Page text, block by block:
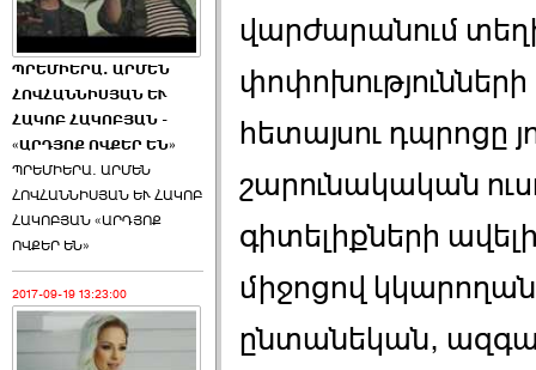
ՊՐԵՄԻԵՐԱ. ԱՐՄԵՆ
ՀՈՎՀԱՆՆԻՍՅԱՆ ԵՒ
ՀԱԿՈԲ ՀԱԿՈԲՅԱՆ -
«ԱՐԴՅՈՔ ՈՎՔԵՐ ԵՆ»
ՊՐԵՄԻԵՐԱ. ԱՐՄԵՆ
ՀՈՎՀԱՆՆԻՍՅԱՆ ԵՒ ՀԱԿՈԲ
ՀԱԿՈԲՅԱՆ «ԱՐԴՅՈՔ
ՈՎՔԵՐ ԵՆ»
2017-09-19 13:23:00
վարժարանում
փոփոխությունների
հետայսու դպրոցը
շարունակական
գիտելիքների
միջոցով
ընտանեկան,